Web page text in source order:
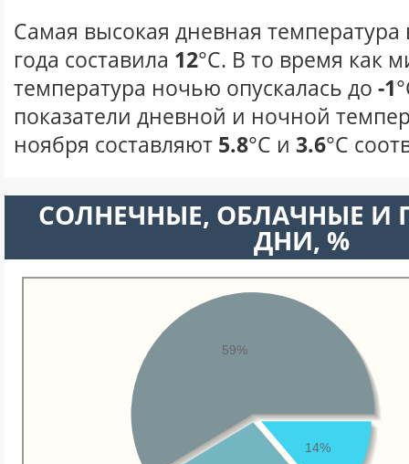
Самая высокая дневная температура
года составила 12°С. В то время как
температура ночью опускалась до -1
показатели дневной и ночной
ноября составляют 5.8°С и 3.6°С
CОЛНЕЧНЫЕ, ОБЛАЧНЫЕ И
ДНИ, %
14%
59%